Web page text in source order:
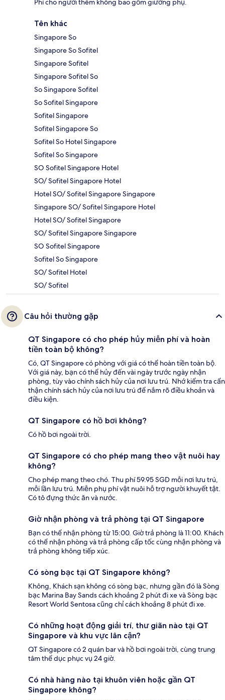
Phí cho người thêm không bao gồm giường phụ.
Tên khác
Singapore So
Singapore So Sofitel
Singapore Sofitel
Singapore Sofitel So
So Singapore Sofitel
So Sofitel Singapore
Sofitel Singapore
Sofitel Singapore So
Sofitel So Hotel Singapore
Sofitel So Singapore
SO Sofitel Singapore Hotel
SO/ Sofitel Singapore Hotel
Hotel SO/ Sofitel Singapore Singapore
Singapore SO/ Sofitel Singapore Hotel
Hotel SO/ Sofitel Singapore
SO/ Sofitel Singapore Singapore
SO Sofitel Singapore
Sofitel So Singapore
SO/ Sofitel Hotel
SO/ Sofitel
Câu hỏi thường gặp
QT Singapore có cho phép hủy miễn phí và hoàn
tiền toàn bộ không?
Có, QT Singapore có phòng với giá có thể hoàn tiền toàn bộ.
Với giá này, bạn có thể hủy đến vài ngày trước ngày nhận
phòng, tùy vào chính sách hủy của nơi lưu trú. Nhớ kiểm tra cẩn
thận chính sách hủy của nơi lưu trú để nắm rõ điều khoản và
điều kiện.
QT Singapore có hồ bơi không?
Có hồ bơi ngoài trời.
QT Singapore có cho phép mang theo vật nuôi hay
không?
Cho phép mang theo chó. Thu phí 59.95 SGD mỗi nơi lưu trú,
mỗi lần lưu trú. Miễn phụ phí vật nuôi hỗ trợ người khuyết tật.
Có tô đựng thức ăn và nước.
Giờ nhận phòng và trả phòng tại QT Singapore
Bạn có thể nhận phòng từ 15:00. Giờ trả phòng là 11:00. Khách
có thể nhận phòng và trả phòng cấp tốc cùng nhận phòng và
trả phòng không tiếp xúc.
Có sòng bạc tại QT Singapore không?
Không, Khách sạn không có sòng bạc, nhưng gần đó là Sòng
bạc Marina Bay Sands cách khoảng 2 phút đi xe và Sòng bạc
Resort World Sentosa cũng chỉ cách khoảng 8 phút đi xe.
Có những hoạt động giải trí, thư giãn nào tại QT
Singapore và khu vực lân cận?
QT Singapore có 2 quán bar và hồ bơi ngoài trời, cùng trung
tâm thể dục phục vụ 24 giờ.
Có nhà hàng nào tại khuôn viên hoặc gần QT
Singapore không?